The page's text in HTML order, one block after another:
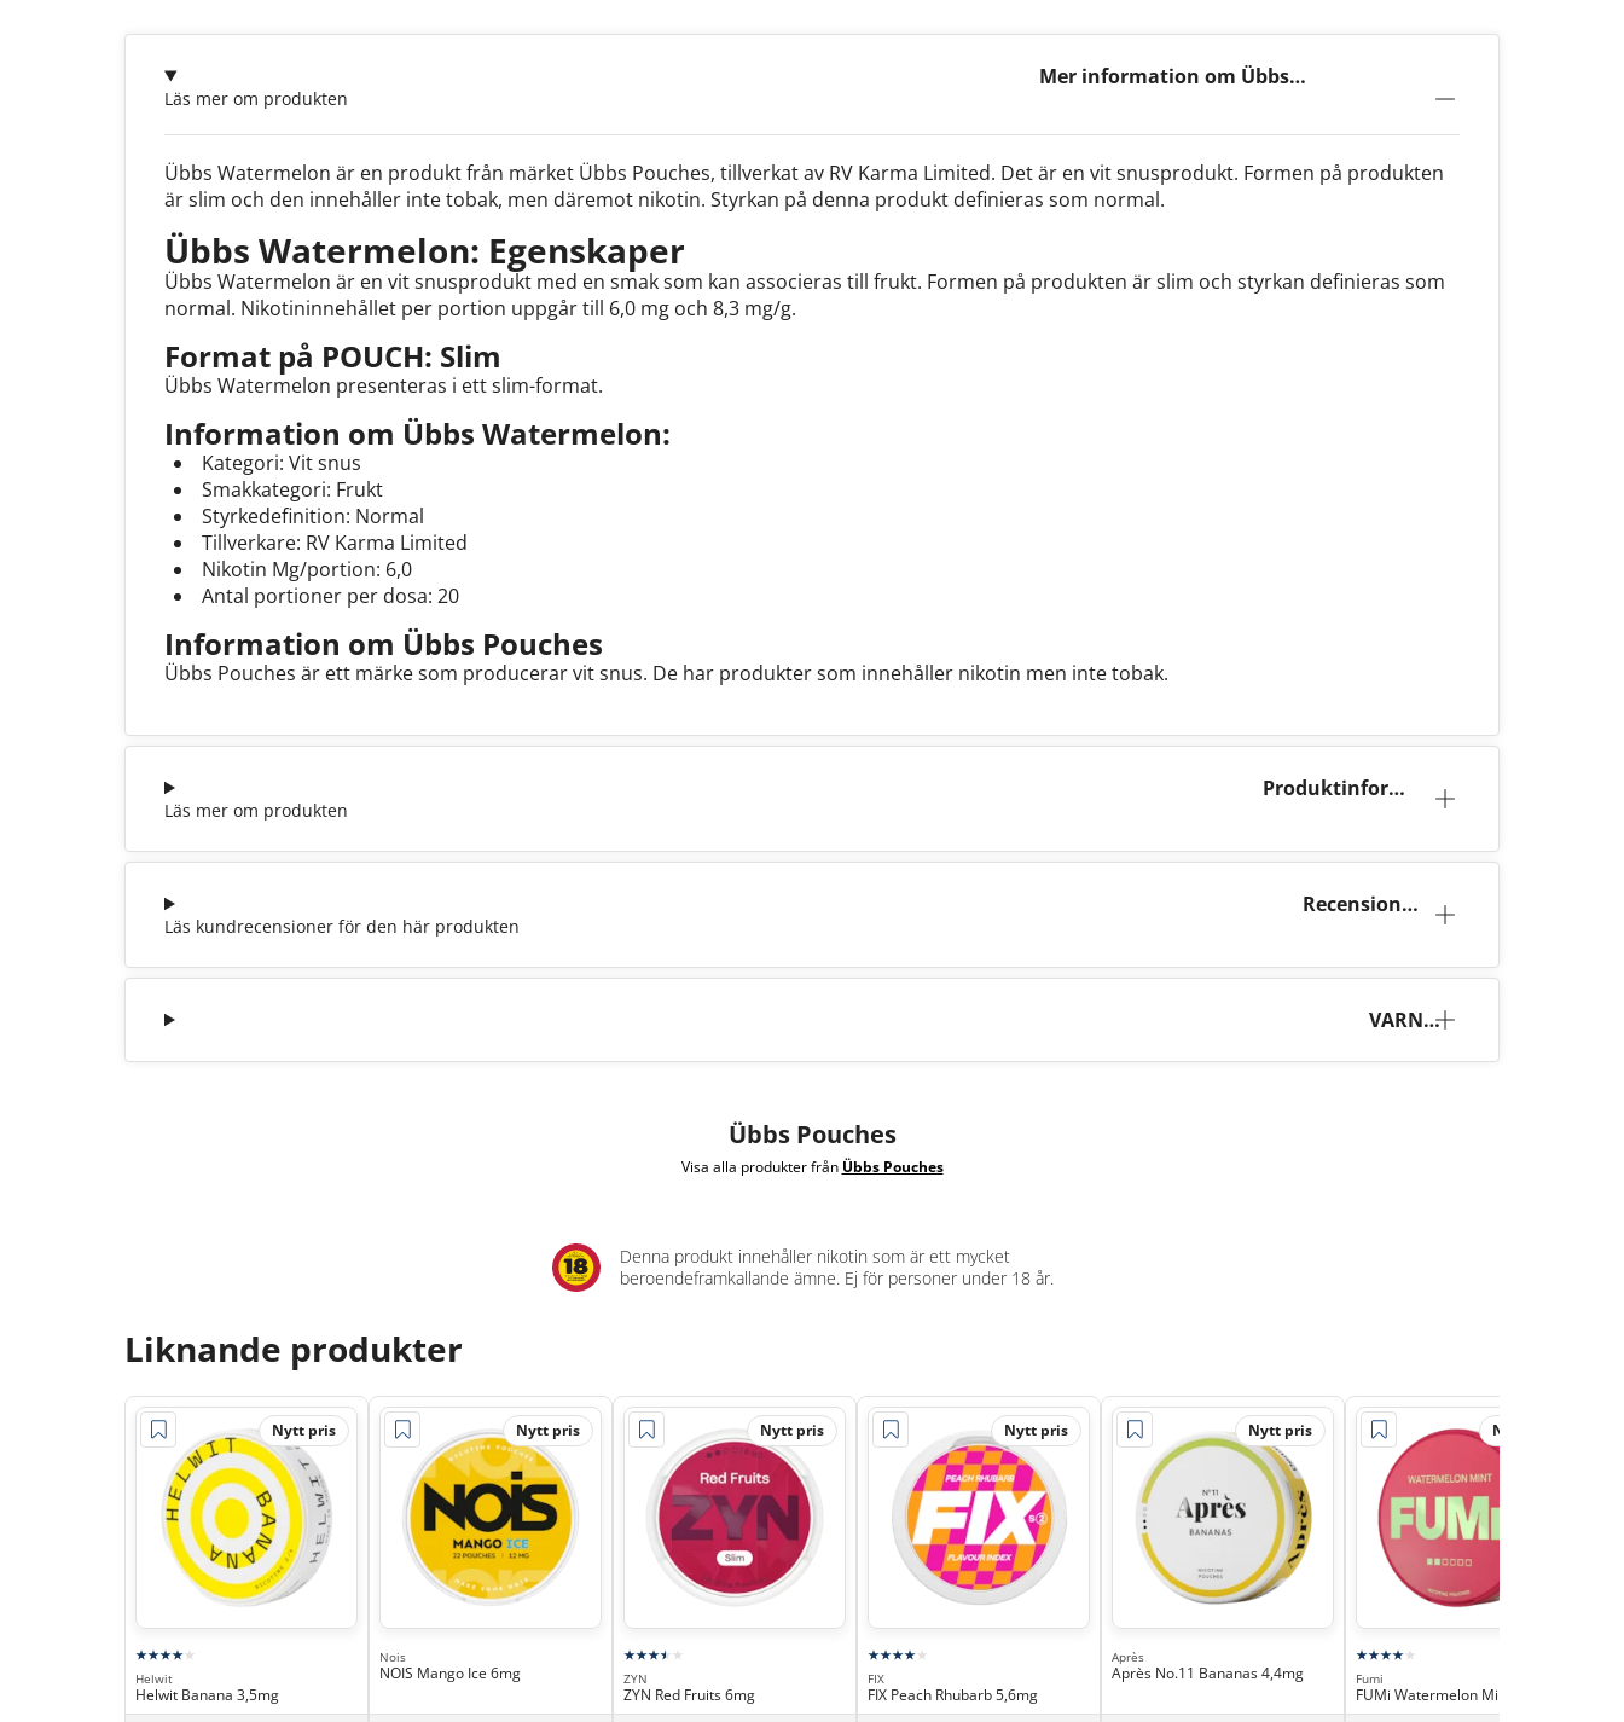
Mer information om Übbs
Läs mer om produkten
Übbs Watermelon är en produkt från märket Übbs Pouches, tillverkat av RV Karma Limited. Det är en vit snusprodukt. Formen på produkten
är slim och den innehåller inte tobak, men däremot nikotin. Styrkan på denna produkt definieras som normal.
Übbs Watermelon: Egenskaper
Übbs Watermelon är en vit snusprodukt med en smak som kan associeras till frukt. Formen på produkten är slim och styrkan definieras som
normal. Nikotininnehållet per portion uppgår till 6,0 mg och 8,3 mg/g.
Format på POUCH: Slim
Übbs Watermelon presenteras i ett slim-format.
Information om Übbs Watermelon:
Kategori: Vit snus
Smakkategori: Frukt
Styrkedefinition: Normal
Tillverkare: RV Karma Limited
Nikotin Mg/portion: 6,0
Antal portioner per dosa: 20
Information om Übbs Pouches
Übbs Pouches är ett märke som producerar vit snus. De har produkter som innehåller nikotin men inte tobak.
Produktinforma
Läs mer om produkten
Recensioner
Läs kundrecensioner för den här produkten
VARNI
Übbs Pouches
Visa alla produkter från Übbs Pouches
Denna produkt innehåller nikotin som är ett mycket
beroendeframkallande ämne. Ej för personer under 18 år.
Liknande produkter
Nytt pris
Helwit
Helwit Banana 3,5mg
Nytt pris
Nois
NOIS Mango Ice 6mg
Nytt pris
ZYN
ZYN Red Fruits 6mg
Nytt pris
FIX
FIX Peach Rhubarb 5,6mg
Nytt pris
Après
Après No.11 Bananas 4,4mg
Nytt pris
Fumi
FUMi Watermelon Mint 4mg